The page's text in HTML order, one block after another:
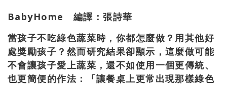
BabyHome 編譯：張詩華
當孩子不吃綠色蔬菜時，你都怎麼做？用其他好
處獎勵孩子？然而研究結果卻顯示，這麼做可能
不會讓孩子愛上蔬菜，還不如使用一個更傳統、
也更簡便的作法：「讓餐桌上更常出現那樣綠色